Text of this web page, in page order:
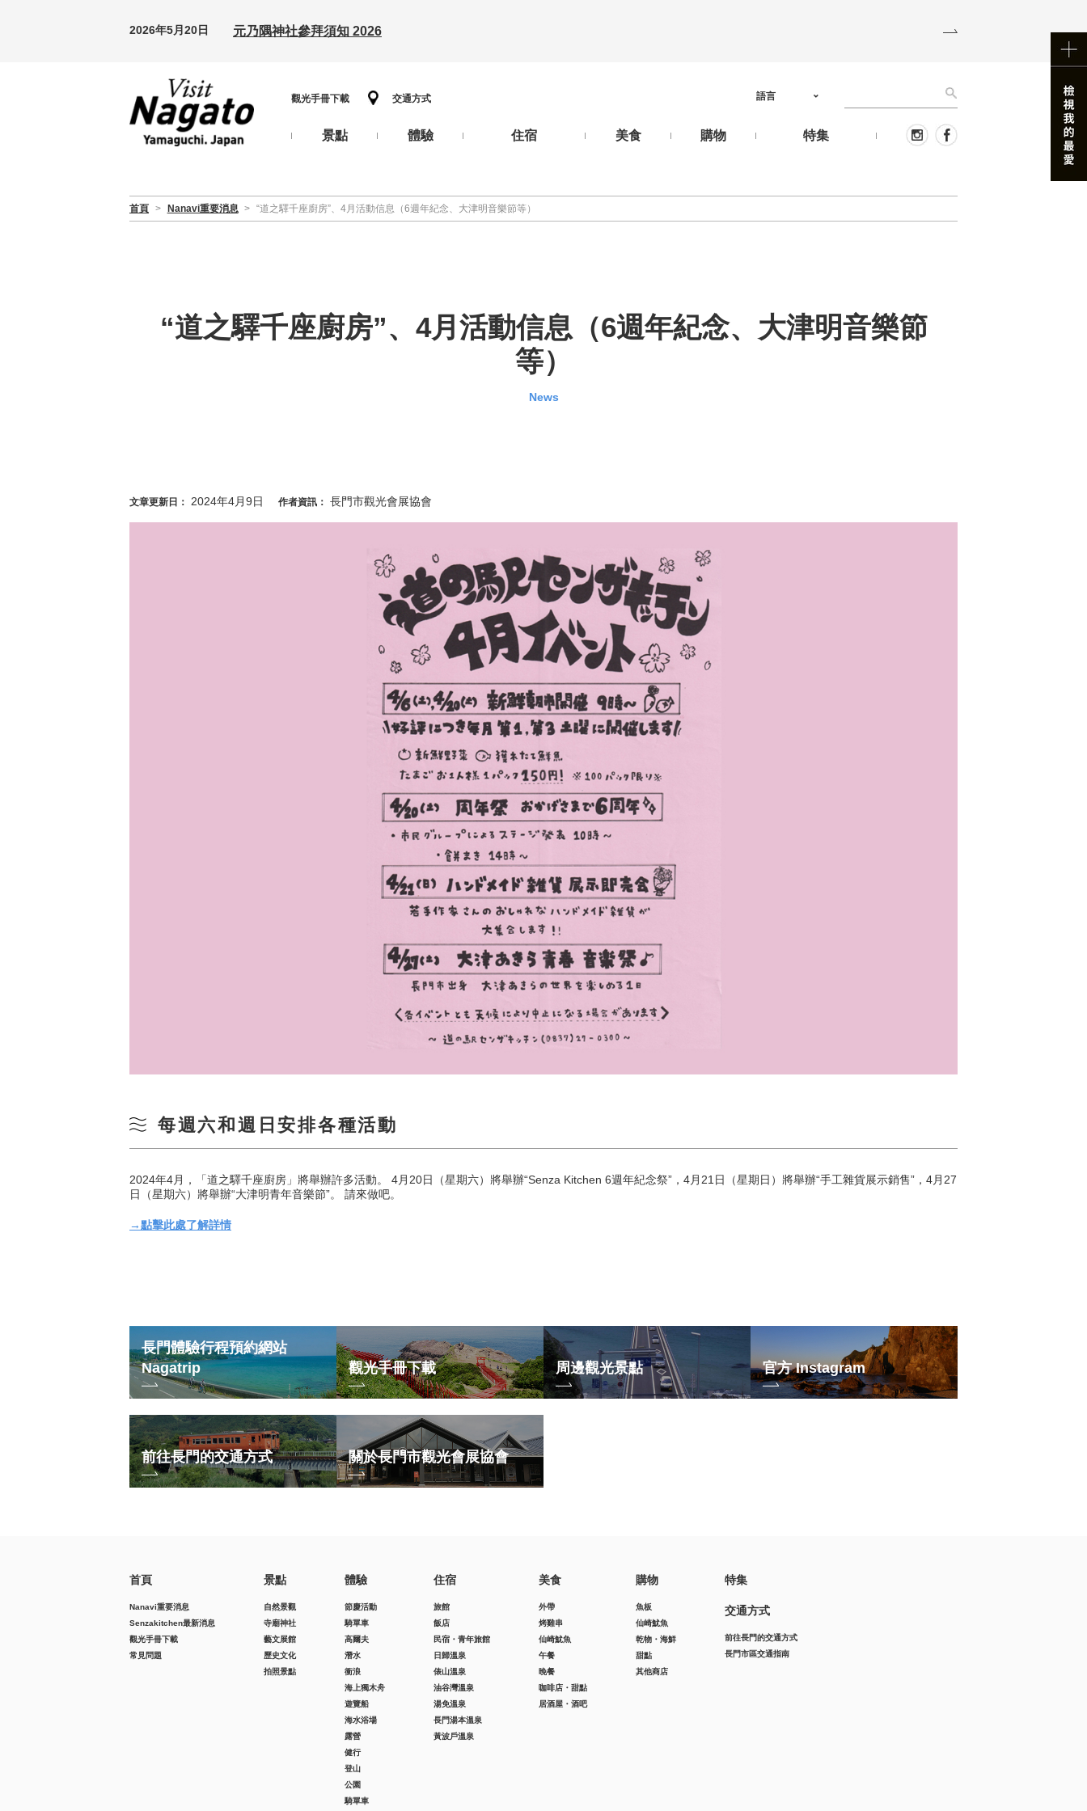
2026年5月20日 元乃隅神社參拜須知 2026
觀光手冊下載 交通方式
景點 體驗 住宿 美食 購物 特集
語言
首頁 > Nanavi重要消息 > “道之驛千座廚房”、4月活動信息（6週年紀念、大津明音樂節等）
“道之驛千座廚房”、4月活動信息（6週年紀念、大津明音樂節
等）
News
文章更新日： 2024年4月9日 作者資訊： 長門市觀光會展協會
每週六和週日安排各種活動
2024年4月，「道之驛千座廚房」將舉辦許多活動。 4月20日（星期六）將舉辦“Senza Kitchen 6週年紀念祭”，4月21日（星期日）將舉辦“手工雜貨展示銷售”，4月27
日（星期六）將舉辦“大津明青年音樂節”。 請來做吧。
→點擊此處了解詳情
長門體驗行程預約網站
Nagatrip
觀光手冊下載 周邊觀光景點 官方 Instagram
前往長門的交通方式 關於長門市觀光會展協會
首頁
Nanavi重要消息
Senzakitchen最新消息
觀光手冊下載
常見問題
景點
自然景觀
寺廟神社
藝文展館
歷史文化
拍照景點
體驗
節慶活動
騎單車
高爾夫
潛水
衝浪
海上獨木舟
遊覽船
海水浴場
露營
健行
登山
公園
騎單車
住宿
旅館
飯店
民宿・青年旅館
日歸溫泉
俵山溫泉
油谷灣溫泉
湯免溫泉
長門湯本溫泉
黃波戶溫泉
美食
外帶
烤雞串
仙崎魷魚
午餐
晚餐
咖啡店・甜點
居酒屋・酒吧
購物
魚板
仙崎魷魚
乾物・海鮮
甜點
其他商店
特集
交通方式
前往長門的交通方式
長門市區交通指南